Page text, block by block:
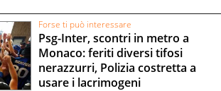
Forse ti può interessare
Psg-Inter, scontri in metro a
Monaco: feriti diversi tifosi
nerazzurri, Polizia costretta a
usare i lacrimogeni